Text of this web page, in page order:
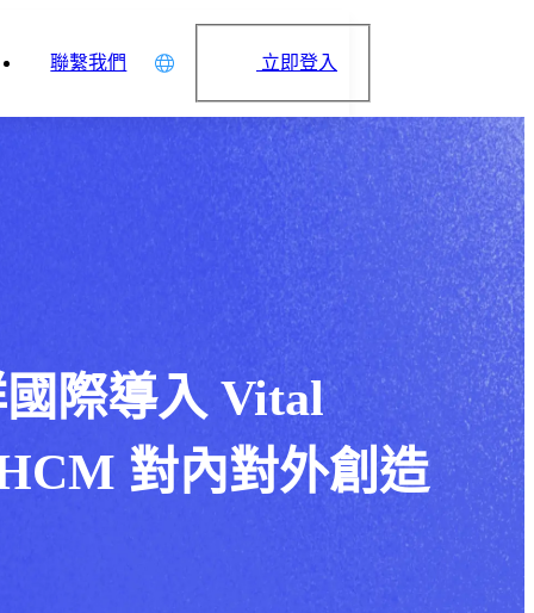
聯繫我們 立即登入
際導入 Vital
對內對外創造